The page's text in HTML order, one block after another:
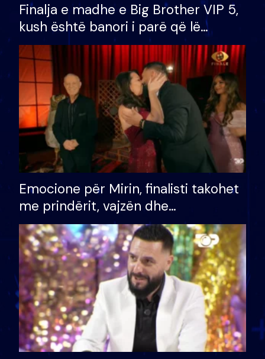
Finalja e madhe e Big Brother VIP 5,
kush është banori i parë që lë
shtëpinë dhe humb mundësinë për
të fituar çmimin e madh
Emocione për Mirin, finalisti takohet
me prindërit, vajzën dhe
bashkëshorten: S’kemi ndonjë letër
divorci apo jo?